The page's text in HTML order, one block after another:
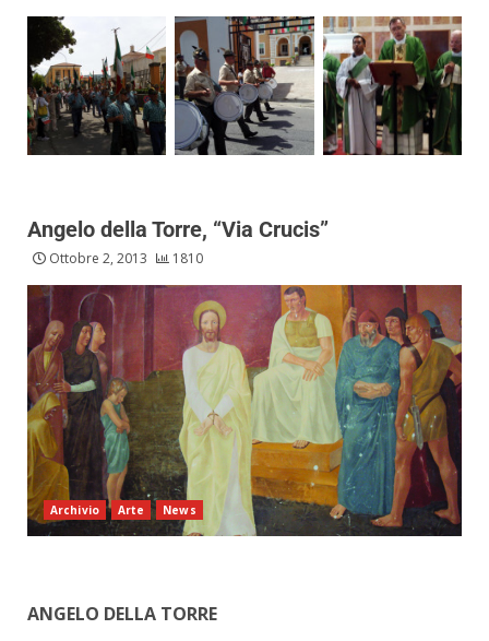
Angelo della Torre, “Via Crucis”
Ottobre 2, 2013 1810
Archivio Arte News
ANGELO DELLA TORRE